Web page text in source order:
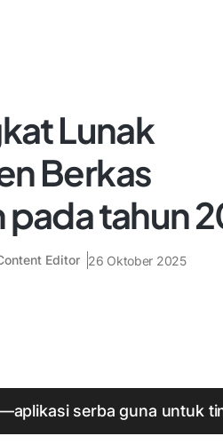
Lunak
Berkas
pada tahun
Editor 26 Oktober 2025
serba guna untuk